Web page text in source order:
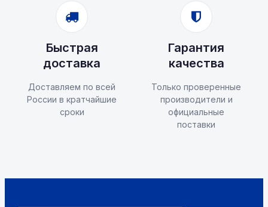
Быстрая
доставка
Доставляем по всей
России в кратчайшие
сроки
Гарантия
качества
Только проверенные
производители и
официальные
поставки